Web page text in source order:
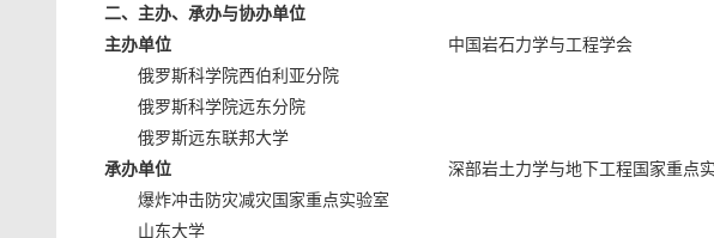
二、主办、承办与协办单位
主办单位
中国岩石力学与工程学会
俄罗斯科学院西伯利亚分院
俄罗斯科学院远东分院
俄罗斯远东联邦大学
承办单位
深部岩土力学与地下工程国家重点
爆炸冲击防灾减灾国家重点实验室
山东大学